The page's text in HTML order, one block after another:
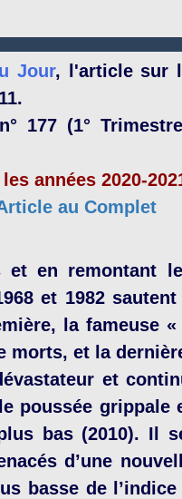
Jour, l'article sur
177 (1°
années 2020-
au Complet
et en remontant
et 1982
la fameuse
et la
et
poussée grippale
bas (2010). Il
d’une
basse de